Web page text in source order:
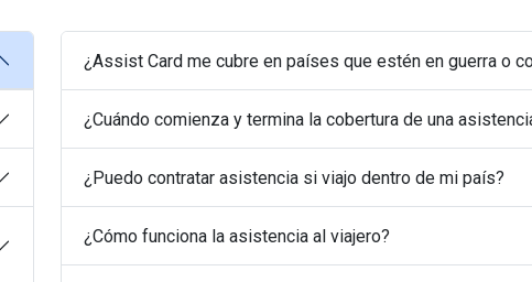
¿Assist Card me cubre en países que estén en guerra o
¿Cuándo comienza y termina la cobertura de una
¿Puedo contratar asistencia si viajo dentro de mi país?
¿Cómo funciona la asistencia al viajero?